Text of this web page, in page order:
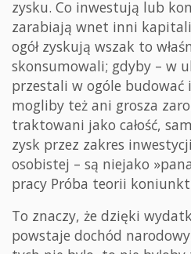
zysku. Co inwestują lub
zarabiają wnet inni
ogół zyskują wszak to
skonsumowali; gdyby – w
przestali w ogóle budować
mogliby też ani grosza
traktowani jako całość,
zysk przez zakres
osobistej – są niejako
pracy Próba teorii
To znaczy, że dzięki
powstaje dochód